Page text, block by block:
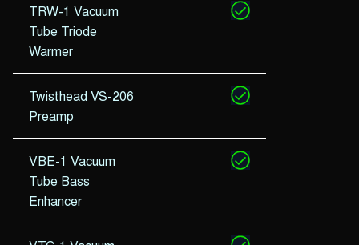
TRW-1 Vacuum
Tube Triode
Warmer
Twisthead VS-206
Preamp
VBE-1 Vacuum
Tube Bass
Enhancer